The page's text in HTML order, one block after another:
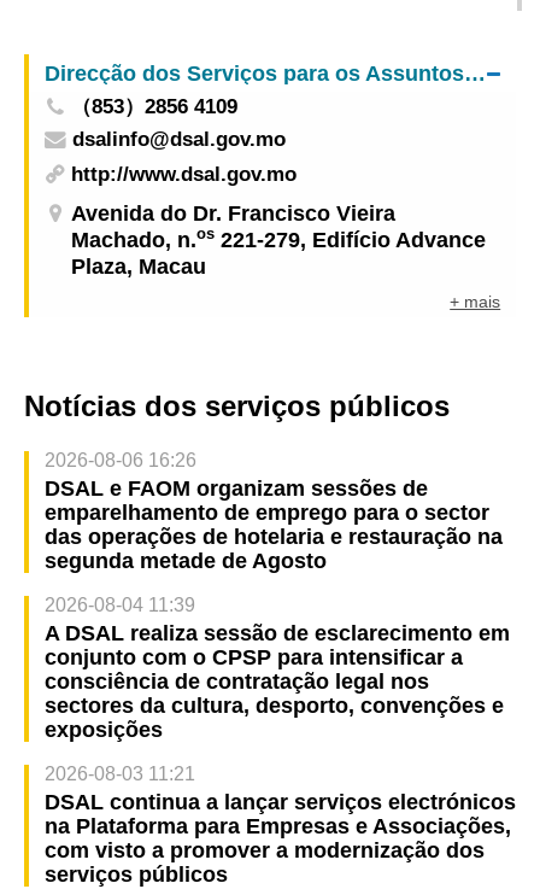
Agosto
Direcção dos Serviços para os Assuntos Laborais
（853）2856 4109
dsalinfo@dsal.gov.mo
http://www.dsal.gov.mo
Avenida do Dr. Francisco Vieira
Machado, n.os 221-279, Edifício Advance
Plaza, Macau
+ mais
Notícias dos serviços públicos
2026-08-06 16:26
DSAL e FAOM organizam sessões de
emparelhamento de emprego para o sector
das operações de hotelaria e restauração na
segunda metade de Agosto
2026-08-04 11:39
A DSAL realiza sessão de esclarecimento em
conjunto com o CPSP para intensificar a
consciência de contratação legal nos
sectores da cultura, desporto, convenções e
exposições
2026-08-03 11:21
DSAL continua a lançar serviços electrónicos
na Plataforma para Empresas e Associações,
com visto a promover a modernização dos
serviços públicos